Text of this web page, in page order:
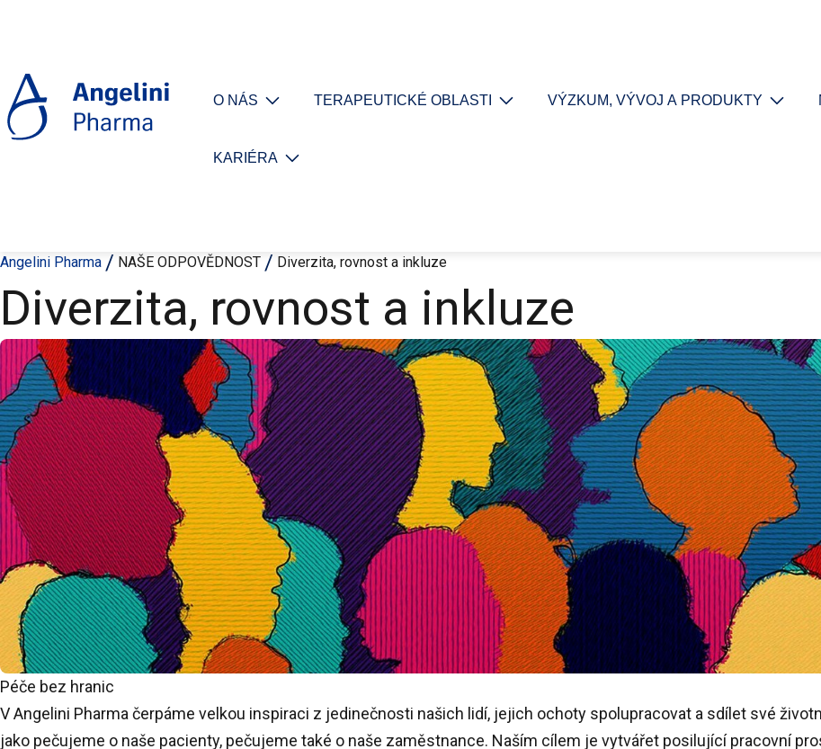
O NÁS TERAPEUTICKÉ OBLASTI VÝZKUM, VÝVOJ A PRODUKTY
KARIÉRA
Angelini Pharma NAŠE ODPOVĚDNOST Diverzita, rovnost a inkluze
Diverzita, rovnost a inkluze
Péče bez hranic
V Angelini Pharma čerpáme velkou inspiraci z jedinečnosti našich lidí, jejich ochoty spolupracovat a sdílet své
jako pečujeme o naše pacienty, pečujeme také o naše zaměstnance. Naším cílem je vytvářet posilující pracovní